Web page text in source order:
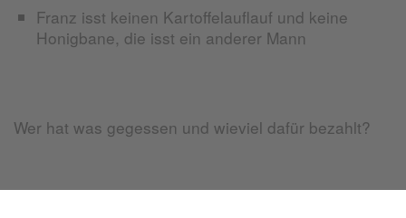
Franz isst keinen Kartoffelauflauf und keine
Honigbane, die isst ein anderer Mann
Wer hat was gegessen und wieviel dafür bezahlt?